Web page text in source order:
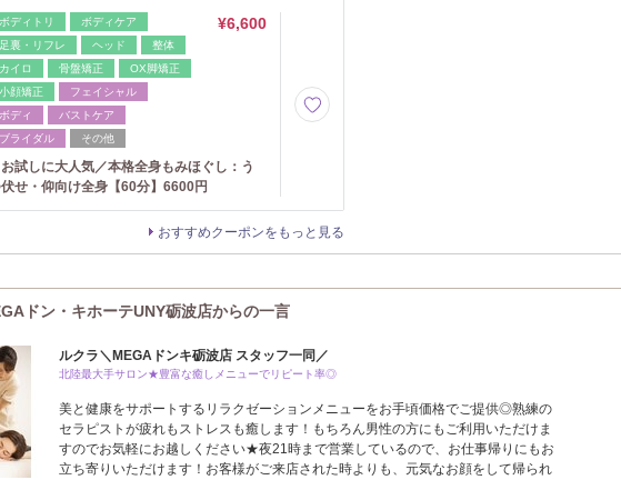
ボディトリ
ボディケア
足裏・リフレ
ヘッド
整体
カイロ
骨盤矯正
OX脚矯正
小顔矯正
フェイシャル
ボディ
バストケア
ブライダル
その他
¥6,600
試しに大人気／本格全身もみほぐし：う
せ・仰向け全身【60分】6600円
おすすめクーポンをもっと見る
ドン・キホーテUNY砺波店からの一言
ルクラ＼MEGAドンキ砺波店 スタッフ一同／
北陸最大手サロン★豊富な癒しメニューでリピート率◎
美と健康をサポートするリラクゼーションメニューをお手頃価格でご提供◎熟練の
セラピストが疲れもストレスも癒します！もちろん男性の方にもご利用いただけま
すのでお気軽にお越しください★夜21時まで営業しているので、お仕事帰りにもお
立ち寄りいただけます！お客様がご来店された時よりも、元気なお顔をして帰られ